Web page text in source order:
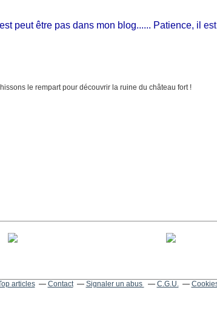
peut être pas dans mon blog...... Patience, il est
articles Contact Signaler un abus C.G.U.